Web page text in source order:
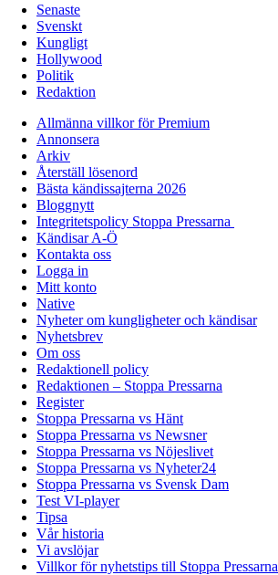
Senaste
Svenskt
Kungligt
Hollywood
Politik
Redaktion
Allmänna villkor för Premium
Annonsera
Arkiv
Återställ lösenord
Bästa kändissajterna 2026
Bloggnytt
Integritetspolicy Stoppa Pressarna
Kändisar A-Ö
Kontakta oss
Logga in
Mitt konto
Native
Nyheter om kungligheter och kändisar
Nyhetsbrev
Om oss
Redaktionell policy
Redaktionen – Stoppa Pressarna
Register
Stoppa Pressarna vs Hänt
Stoppa Pressarna vs Newsner
Stoppa Pressarna vs Nöjeslivet
Stoppa Pressarna vs Nyheter24
Stoppa Pressarna vs Svensk Dam
Test VI-player
Tipsa
Vår historia
Vi avslöjar
Villkor för nyhetstips till Stoppa Pressarna